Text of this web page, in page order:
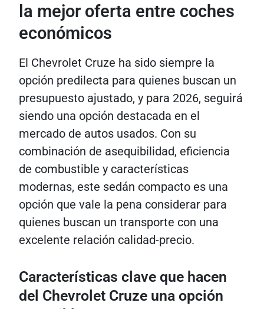
la mejor oferta entre coches
económicos
El Chevrolet Cruze ha sido siempre la
opción predilecta para quienes buscan un
presupuesto ajustado, y para 2026, seguirá
siendo una opción destacada en el
mercado de autos usados. Con su
combinación de asequibilidad, eficiencia
de combustible y características
modernas, este sedán compacto es una
opción que vale la pena considerar para
quienes buscan un transporte con una
excelente relación calidad-precio.
Características clave que hacen
del Chevrolet Cruze una opción